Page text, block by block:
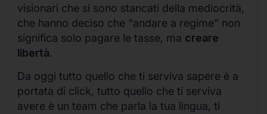
visionari che si sono stancati della mediocrità,
che hanno deciso che “andare a regime” non
significa solo pagare le tasse, ma creare
libertà.
Da oggi tutto quello che ti serviva sapere è a
portata di click, tutto quello che ti serviva
avere è un team che parla la tua lingua, ti